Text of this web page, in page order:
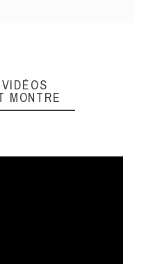
MONTRE